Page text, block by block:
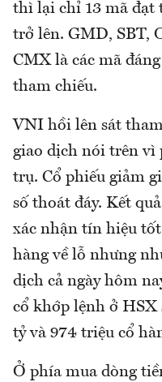
thì lại chỉ 13 mã đạt
trở lên. GMD, SBT,
CMX là các mã
tham chiếu.
VNI hồi lên sát
giao dịch nói trên vì
trụ. Cổ phiếu giảm
số thoát đáy. Kết
xác nhận tín hiệu
hàng về lỗ nhưng
dịch cả ngày hôm
cổ khớp lệnh ở HSX
tỷ và 974 triệu cổ
Ở phía mua dòng